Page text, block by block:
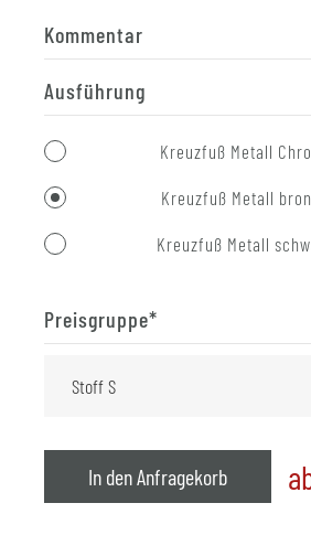
Kommentar
Ausführung
Kreuzfuß Metall
Kreuzfuß Metall
Kreuzfuß Metall
Preisgruppe*
In den Anfragekorb